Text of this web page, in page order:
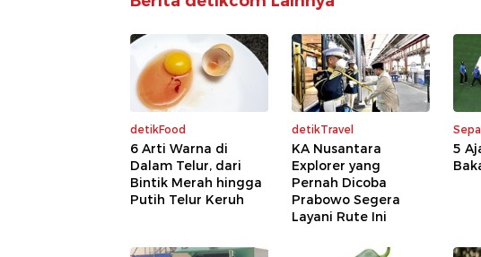
detikFood
6 Arti Warna di
Dalam Telur, dari
Bintik Merah hingga
Putih Telur Keruh
detikTravel
KA Nusantara
Explorer yang
Pernah Dicoba
Prabowo Segera
Layani Rute Ini
5